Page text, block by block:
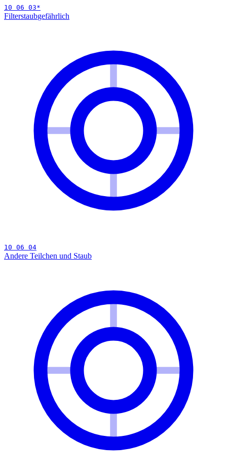
10 06 03*
Filterstaubgefährlich
10 06 04
Andere Teilchen und Staub